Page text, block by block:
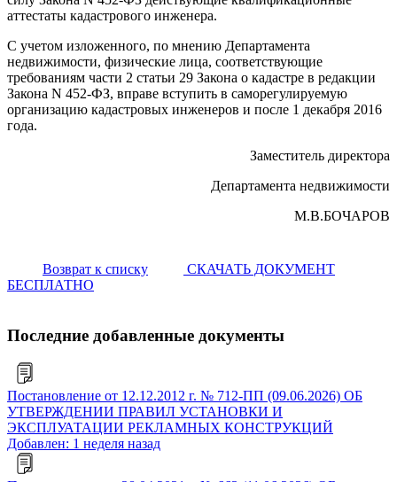
аттестаты кадастрового инженера.
С учетом изложенного, по мнению Департамента
недвижимости, физические лица, соответствующие
требованиям части 2 статьи 29 Закона о кадастре в редакции
Закона N 452-ФЗ, вправе вступить в саморегулируемую
организацию кадастровых инженеров и после 1 декабря 2016
года.
Заместитель директора
Департамента недвижимости
М.В.БОЧАРОВ
Возврат к списку
СКАЧАТЬ ДОКУМЕНТ
БЕСПЛАТНО
Последние добавленные документы
Постановление от 12.12.2012 г. № 712-ПП (09.06.2026) ОБ
УТВЕРЖДЕНИИ ПРАВИЛ УСТАНОВКИ И
ЭКСПЛУАТАЦИИ РЕКЛАМНЫХ КОНСТРУКЦИЙ
Добавлен: 1 неделя назад